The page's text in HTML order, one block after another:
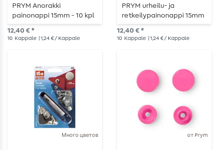
PRYM Anorakki
painonappi 15mm - 10 kpl
12,40 € *
10 Kappale | 1,24 € / Kappale
PRYM urheilu- ja
retkeilypainonappi 15mm
12,40 € *
10 Kappale | 1,24 € / Kappale
Много цветов от Prym